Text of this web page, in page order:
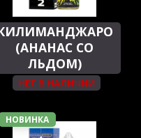
(АНАНАС СО
ЛЬДОМ)
НЕТ В НАЛИЧИИ
НОВИНКА